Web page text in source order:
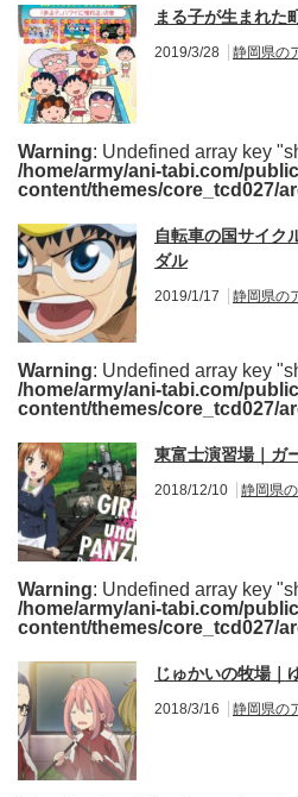
まる子が生まれた
2019/3/28 静岡県の
Warning: Undefined array key
/home/army/ani-tabi.com/
content/themes/core_tcd027/
自転車の国サイク
ダル
2019/1/17 静岡県の
Warning: Undefined array key
/home/army/ani-tabi.com/
content/themes/core_tcd027/
東富士演習場｜ガ
2018/12/10 静岡県
Warning: Undefined array key
/home/army/ani-tabi.com/
content/themes/core_tcd027/
じゅかいの牧場｜
2018/3/16 静岡県の